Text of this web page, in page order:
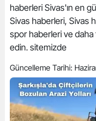
haberleri Sivas'ın en
Sivas haberleri, Sivas
spor haberleri ve daha
edin. sitemizde
Güncelleme Tarihi: